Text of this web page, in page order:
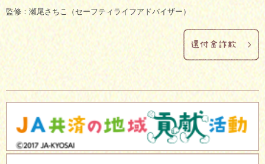
監修：瀬尾さちこ（セーフティライフアドバイザー）